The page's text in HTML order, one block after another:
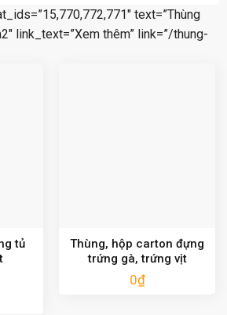
text=”Thùng
link_text=”Xem thêm” link=”/thung-
tủ
Thùng, hộp carton đựng
trứng gà, trứng vịt
0₫